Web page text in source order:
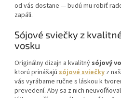
od vás dostane — budú mu robiť
zapáli.
Sójové sviečky z
vosku
Originálny dizajn a kvalitný sójový
ktorú prinášajú sójové sviečky z
vás vyrábame ručne s láskou k
prevedení. Aby sa z nich